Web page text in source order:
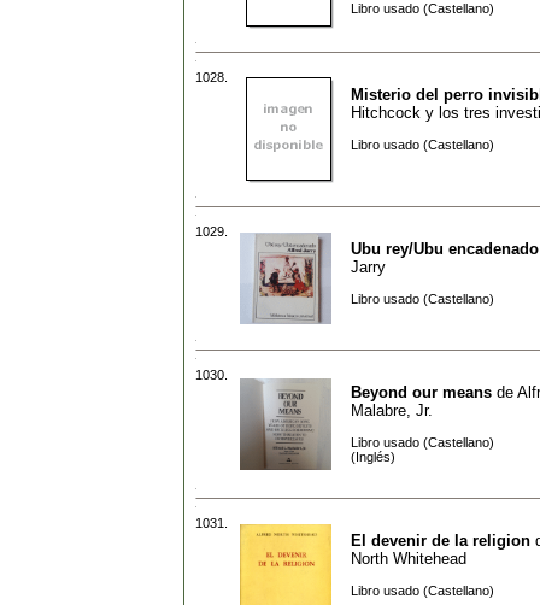
Libro usado (Castellano)
1028.
Misterio del perro
Hitchcock y los tres
Libro usado (Castellano)
1029.
Ubu rey/Ubu encadenado
Jarry
Libro usado (Castellano)
1030.
Beyond our means de
Malabre, Jr.
Libro usado (Castellano)
(Inglés)
1031.
El devenir de la religion
North Whitehead
Libro usado (Castellano)